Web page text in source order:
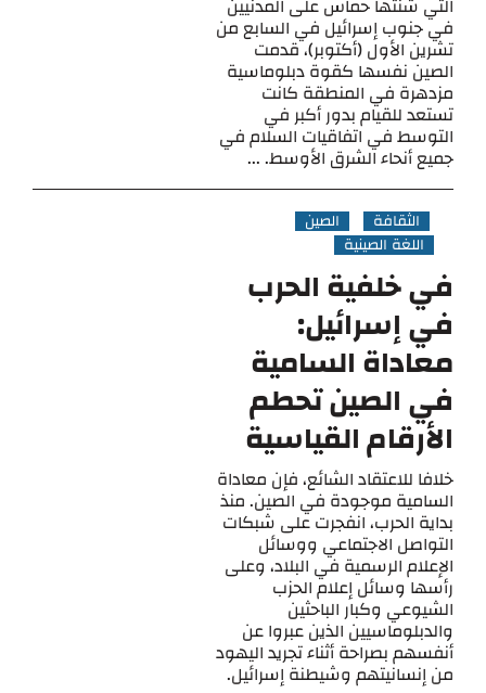
التي شنتها حماس على المدنيين
في جنوب إسرائيل في السابع من
تشرين الأول (أكتوبر)، قدمت
الصين نفسها كقوة دبلوماسية
مزدهرة في المنطقة كانت
تستعد للقيام بدور أكبر في
التوسط في اتفاقيات السلام في
جميع أنحاء الشرق الأوسط. ...
الثقافة
الصين
اللغة الصينية
في خلفية الحرب
في إسرائيل:
معاداة السامية
في الصين تحطم
الأرقام القياسية
خلافا للاعتقاد الشائع، فإن معاداة
السامية موجودة في الصين. منذ
بداية الحرب، انفجرت على شبكات
التواصل الاجتماعي ووسائل
الإعلام الرسمية في البلاد، وعلى
رأسها وسائل إعلام الحزب
الشيوعي وكبار الباحثين
والدبلوماسيين الذين عبروا عن
أنفسهم بصراحة أثناء تجريد اليهود
من إنسانيتهم ​​وشيطنة إسرائيل.